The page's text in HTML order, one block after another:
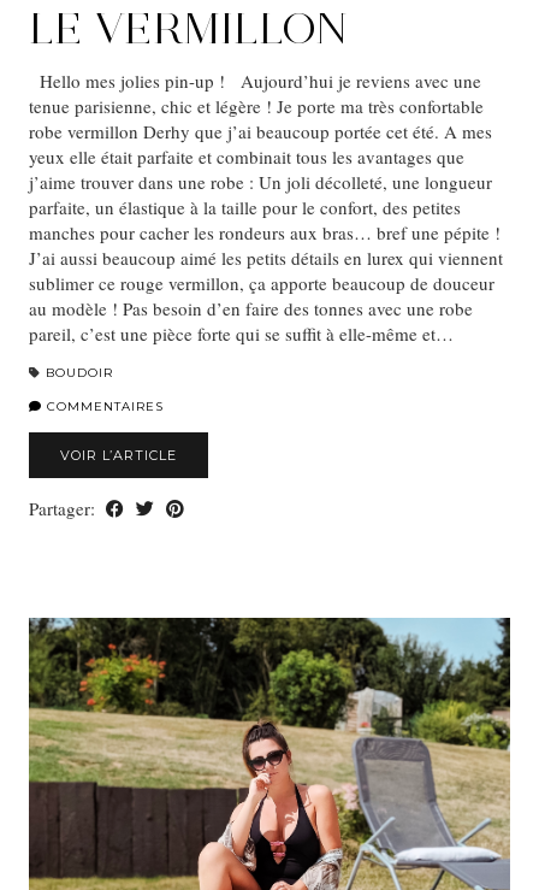
LE VERMILLON
Hello mes jolies pin-up ! Aujourd’hui je reviens avec une
tenue parisienne, chic et légère ! Je porte ma très confortable
robe vermillon Derhy que j’ai beaucoup portée cet été. A mes
yeux elle était parfaite et combinait tous les avantages que
j’aime trouver dans une robe : Un joli décolleté, une longueur
parfaite, un élastique à la taille pour le confort, des petites
manches pour cacher les rondeurs aux bras… bref une pépite !
J’ai aussi beaucoup aimé les petits détails en lurex qui viennent
sublimer ce rouge vermillon, ça apporte beaucoup de douceur
au modèle ! Pas besoin d’en faire des tonnes avec une robe
pareil, c’est une pièce forte qui se suffit à elle-même et…
BOUDOIR
COMMENTAIRES
VOIR L’ARTICLE
Partager: